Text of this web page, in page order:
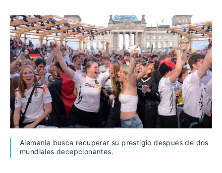
Alemania busca recuperar su prestigio después de dos
mundiales decepcionantes.